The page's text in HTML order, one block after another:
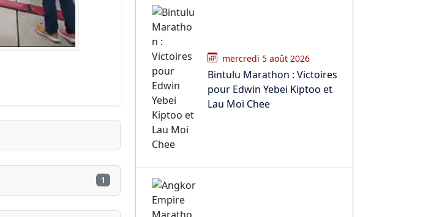
1
mercredi 5 août 2026
Bintulu Marathon : Victoires
pour Edwin Yebei Kiptoo et
Lau Moi Chee